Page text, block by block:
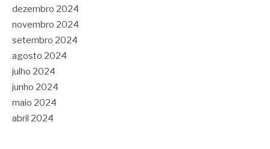
dezembro 2024
novembro 2024
setembro 2024
agosto 2024
julho 2024
junho 2024
maio 2024
abril 2024